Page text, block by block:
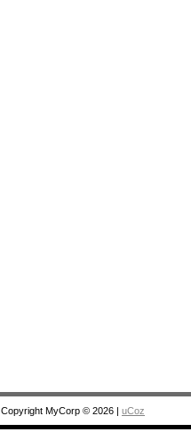
Copyright MyCorp © 2026 uCoz